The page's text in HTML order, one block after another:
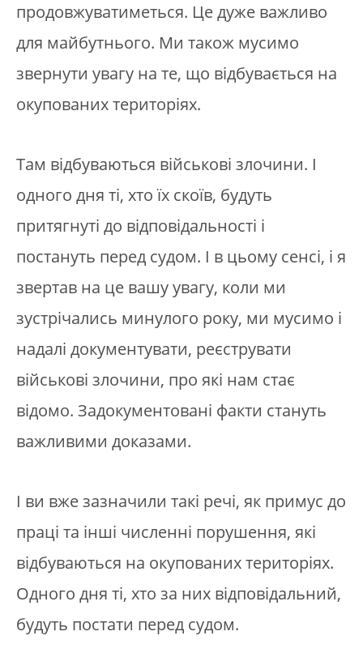
продовжуватиметься. Це дуже важливо
для майбутнього. Ми також мусимо
звернути увагу на те, що відбувається на
окупованих територіях.
Там відбуваються військові злочини. І
одного дня ті, хто їх скоїв, будуть
притягнуті до відповідальності і
постануть перед судом. І в цьому сенсі, і я
звертав на це вашу увагу, коли ми
зустрічались минулого року, ми мусимо і
надалі документувати, реєструвати
військові злочини, про які нам стає
відомо. Задокументовані факти стануть
важливими доказами.
І ви вже зазначили такі речі, як примус до
праці та інші численні порушення, які
відбуваються на окупованих територіях.
Одного дня ті, хто за них відповідальний,
будуть постати перед судом.